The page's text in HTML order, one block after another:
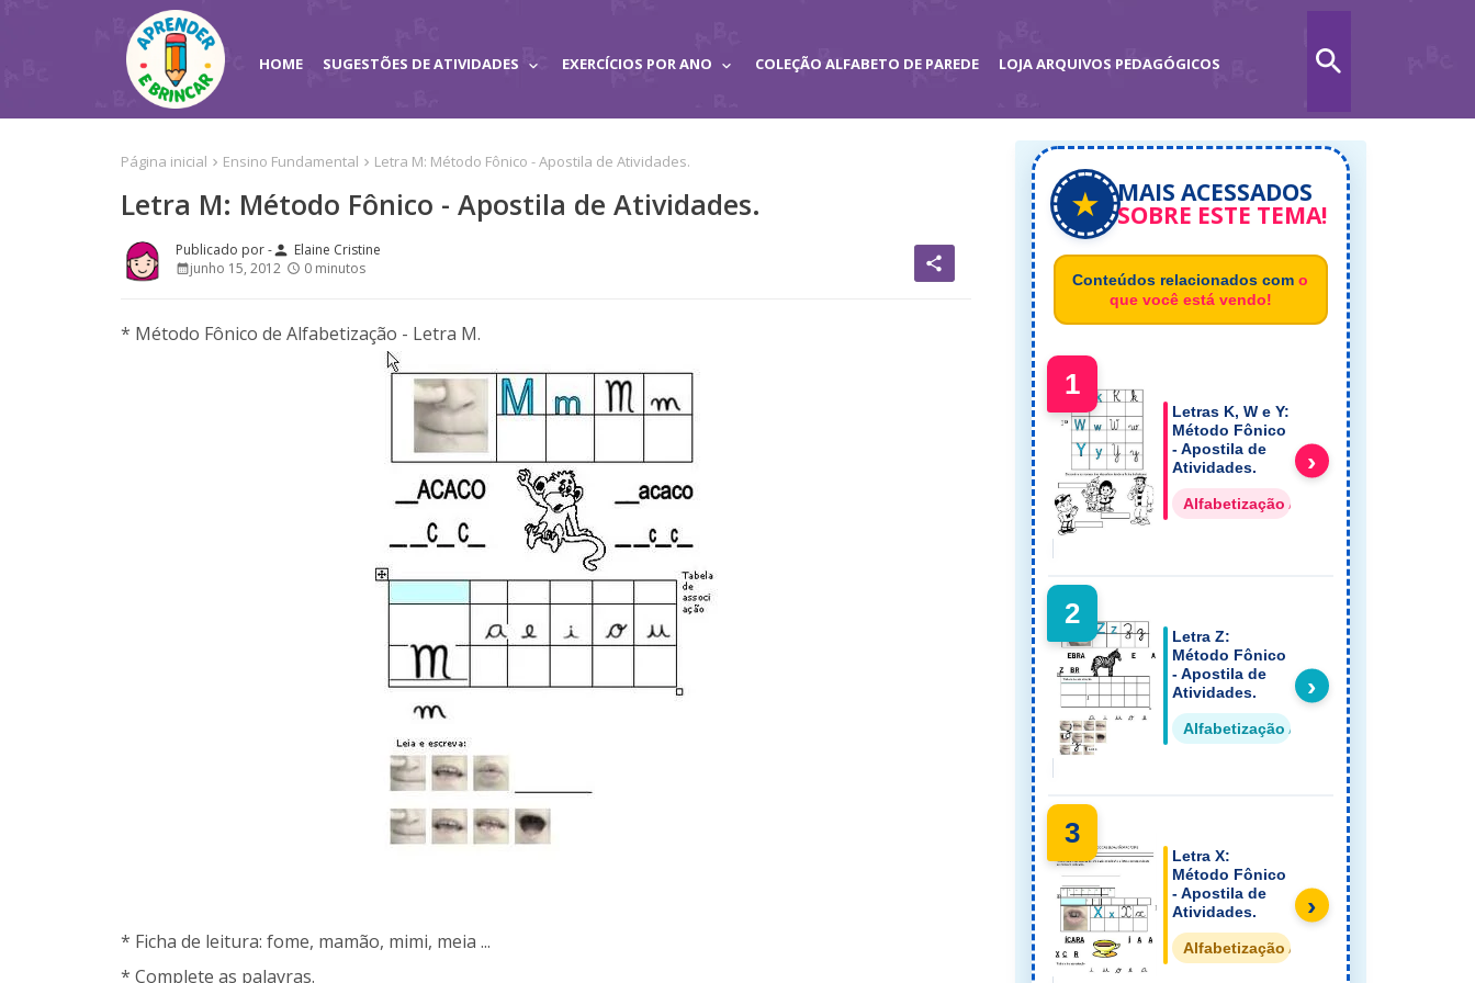
HOME SUGESTÕES DE ATIVIDADES EXERCÍCIOS POR ANO COLEÇÃO ALFABETO DE PAREDE LOJA ARQUIVOS PEDAGÓGICOS
Página inicial Ensino Fundamental Letra M: Método Fônico - Apostila de Atividades.
Letra M: Método Fônico - Apostila de Atividades.
person Elaine Cristine
junho 15, 2012
0 minutos share
* Método Fônico de Alfabetização - Letra M.
* Ficha de leitura: fome, mamão, mimi, meia ...
* Complete as palavras.
★ MAIS ACESSADOS
SOBRE ESTE TEMA!
Conteúdos relacionados com o
que você está vendo!
1
Letras K, W e Y:
Método Fônico
- Apostila de
Atividades.
Alfabetização Apostilas
›
2
Letra Z:
Método Fônico
- Apostila de
Atividades.
Alfabetização Apostilas
›
3
Letra X:
Método Fônico
- Apostila de
Atividades.
Alfabetização Apostilas
›